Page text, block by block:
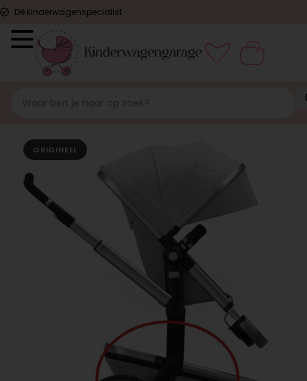
Dé kinderwagenspecialist
ORIGINEEL